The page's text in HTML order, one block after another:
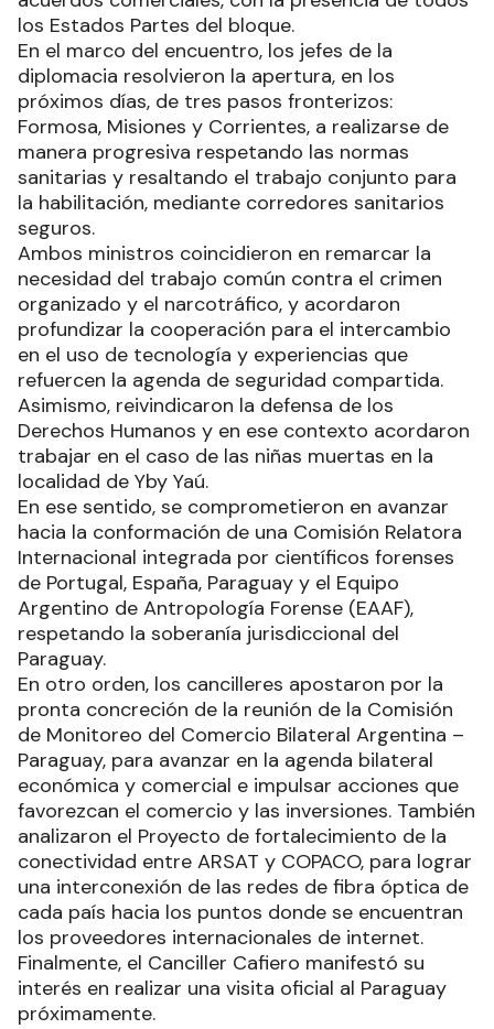
los Estados Partes del bloque.
En el marco del encuentro, los jefes de la
diplomacia resolvieron la apertura, en los
próximos días, de tres pasos fronterizos:
Formosa, Misiones y Corrientes, a realizarse de
manera progresiva respetando las normas
sanitarias y resaltando el trabajo conjunto para
la habilitación, mediante corredores sanitarios
seguros.
Ambos ministros coincidieron en remarcar la
necesidad del trabajo común contra el crimen
organizado y el narcotráfico, y acordaron
profundizar la cooperación para el intercambio
en el uso de tecnología y experiencias que
refuercen la agenda de seguridad compartida.
Asimismo, reivindicaron la defensa de los
Derechos Humanos y en ese contexto acordaron
trabajar en el caso de las niñas muertas en la
localidad de Yby Yaú.
En ese sentido, se comprometieron en avanzar
hacia la conformación de una Comisión Relatora
Internacional integrada por científicos forenses
de Portugal, España, Paraguay y el Equipo
Argentino de Antropología Forense (EAAF),
respetando la soberanía jurisdiccional del
Paraguay.
En otro orden, los cancilleres apostaron por la
pronta concreción de la reunión de la Comisión
de Monitoreo del Comercio Bilateral Argentina –
Paraguay, para avanzar en la agenda bilateral
económica y comercial e impulsar acciones que
favorezcan el comercio y las inversiones. También
analizaron el Proyecto de fortalecimiento de la
conectividad entre ARSAT y COPACO, para lograr
una interconexión de las redes de fibra óptica de
cada país hacia los puntos donde se encuentran
los proveedores internacionales de internet.
Finalmente, el Canciller Cafiero manifestó su
interés en realizar una visita oficial al Paraguay
próximamente.